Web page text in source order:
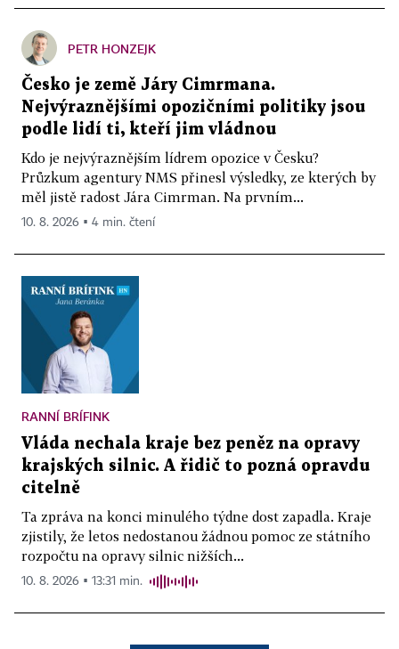
PETR HONZEJK
Česko je země Járy Cimrmana.
Nejvýraznějšími opozičními politiky jsou
podle lidí ti, kteří jim vládnou
Kdo je nejvýraznějším lídrem opozice v Česku?
Průzkum agentury NMS přinesl výsledky, ze kterých by
měl jistě radost Jára Cimrman. Na prvním...
10. 8. 2026 ▪ 4 min. čtení
RANNÍ BRÍFINK
Vláda nechala kraje bez peněz na opravy
krajských silnic. A řidič to pozná opravdu
citelně
Ta zpráva na konci minulého týdne dost zapadla. Kraje
zjistily, že letos nedostanou žádnou pomoc ze státního
rozpočtu na opravy silnic nižších...
10. 8. 2026 ▪ 13:31 min.